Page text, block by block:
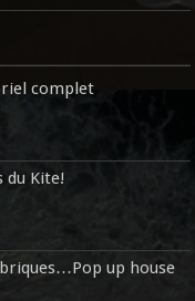
complet
du Kite!
up house